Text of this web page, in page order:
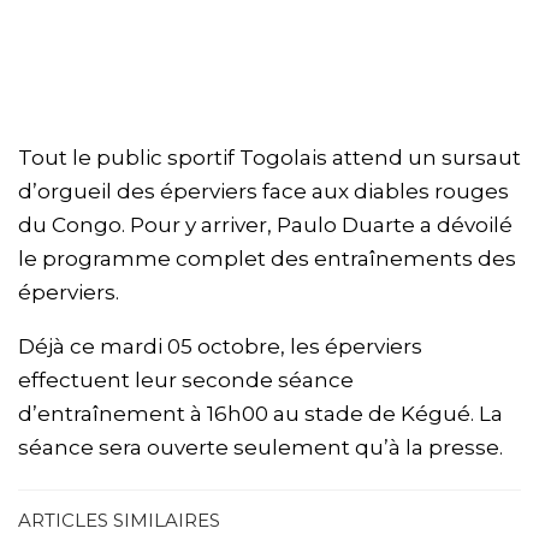
Tout le public sportif Togolais attend un sursaut
d’orgueil des éperviers face aux diables rouges
du Congo. Pour y arriver, Paulo Duarte a dévoilé
le programme complet des entraînements des
éperviers.
Déjà ce mardi 05 octobre, les éperviers
effectuent leur seconde séance
d’entraînement à 16h00 au stade de Kégué. La
séance sera ouverte seulement qu’à la presse.
ARTICLES SIMILAIRES